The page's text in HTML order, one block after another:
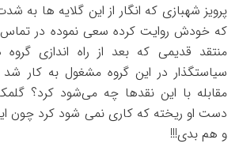
پرویز شهبازی که انگار از این گلایه ها به
که خودش روایت کرده سعی نموده در
منتقد قدیمی که بعد از راه اندازی گروه
سیاستگذار در این گروه مشغول به کار شد
مقابله با این نقدها چه می‌شود کرد؟
دست او ریخته که کاری نمی شود کرد چون
و هم بدی!!!